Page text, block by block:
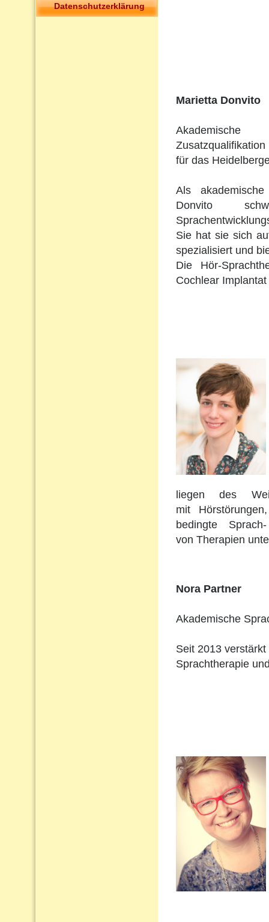
Datenschutzerklärung
Marietta Donvito
für das
Als
Donvito
Sie hat sie sich
spezialisiert und
Die Hör-
Cochlear
liegen des
mit
bedingte
von Therapien
Nora Partner
Akademische
Seit 2013
Sprachtherapie